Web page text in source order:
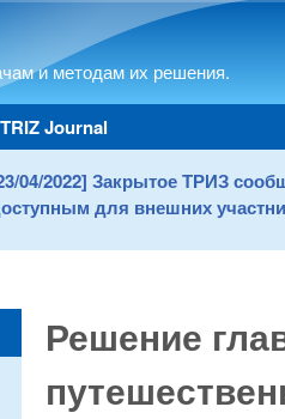
и методам их решения.
TRIZ Journal
04/2022] Закрытое ТРИЗ
для внешних
Решение